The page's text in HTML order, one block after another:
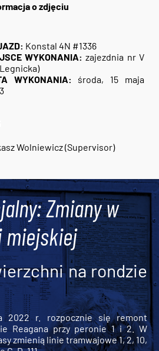
o zdjęciu
Konstal 4N #1336
WYKONANIA: zajezdnia nr V
WYKONANIA: środa, 15 maja
Wolniewicz (Supervisor)
Zmiany w
miejskiej
na rondzie
2022 r. rozpocznie się remont
Reagana przy peronie 1 i 2. W
zmienią linie tramwajowe 1, 2, 10,